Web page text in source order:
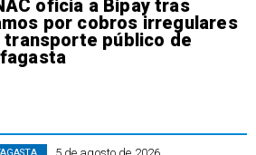
oficia a Bipay tras
por cobros irregulares
transporte público de